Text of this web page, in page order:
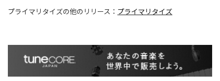
プライマリタイズの他のリリース： プライマリタイズ